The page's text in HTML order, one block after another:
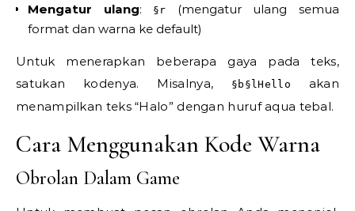
Mengatur ulang: §r
(mengatur ulang semua
format dan warna ke default)
Untuk menerapkan beberapa gaya pada teks,
satukan kodenya. Misalnya,
§b§lHello
akan
menampilkan teks “Halo” dengan huruf aqua tebal.
Cara Menggunakan Kode Warna
Obrolan Dalam Game